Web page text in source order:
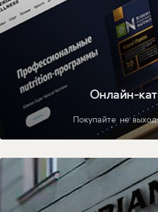
Онлайн-
Покупайте не